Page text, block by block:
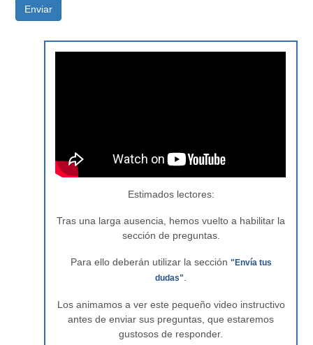
Enviar
Estimados lectores:
Tras una larga ausencia, hemos vuelto a habilitar la
sección de preguntas.
Para ello deberán utilizar la sección "Envía tus
dudas".
Los animamos a ver este pequeño video instructivo
antes de enviar sus preguntas, que estaremos
gustosos de responder.